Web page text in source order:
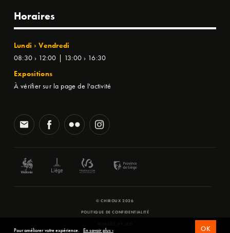
Horaires
Lundi › Vendredi
08:30 › 12:00 | 13:00 › 16:30
Expositions
À vérifier sur la page de l'activité
© CHIROUX 2026
POLITIQUE DE CONFIDENTIALITÉ
Pour améliorer votre expérience. En savoir plus › OK